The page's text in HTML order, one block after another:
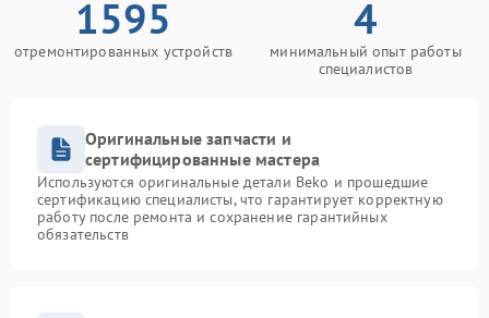
1595
отремонтированных устройств
4
минимальный опыт работы
специалистов
Оригинальные запчасти и
сертифицированные мастера
Используются оригинальные детали Beko и прошедшие
сертификацию специалисты, что гарантирует корректную
работу после ремонта и сохранение гарантийных
обязательств